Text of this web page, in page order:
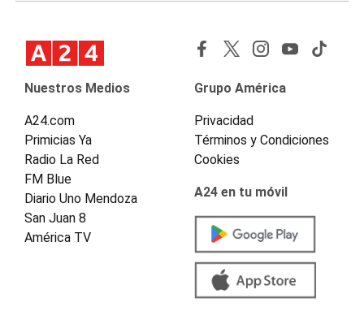
Nuestros Medios
A24.com
Primicias Ya
Radio La Red
FM Blue
Diario Uno Mendoza
San Juan 8
América TV
Grupo América
Privacidad
Términos y Condiciones
Cookies
A24 en tu móvil